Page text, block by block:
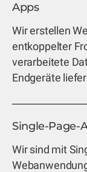
Apps
Wir erstellen
entkoppelter
verarbeitete
Endgeräte
Single-Page-
Wir sind mit